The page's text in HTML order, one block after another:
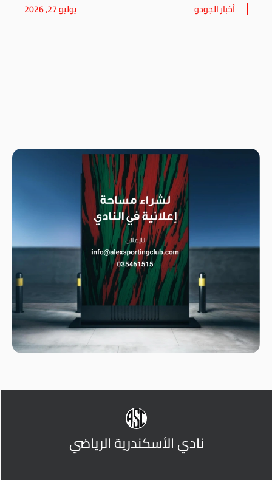
أخبار الجودو يوليو 27, 2026
نادي الأسكندرية الرياضي